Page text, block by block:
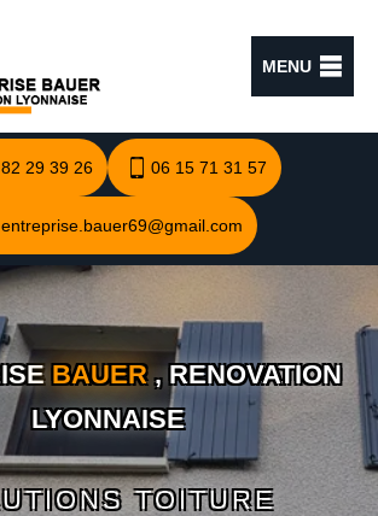
MENU
29 39 26 06 15 71 31 57
entreprise.bauer69@gmail.com
BAUER, RENOVATION
LYONNAISE
TOITURE